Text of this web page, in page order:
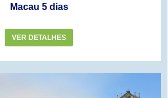
Macau 5 dias
VER DETALHES